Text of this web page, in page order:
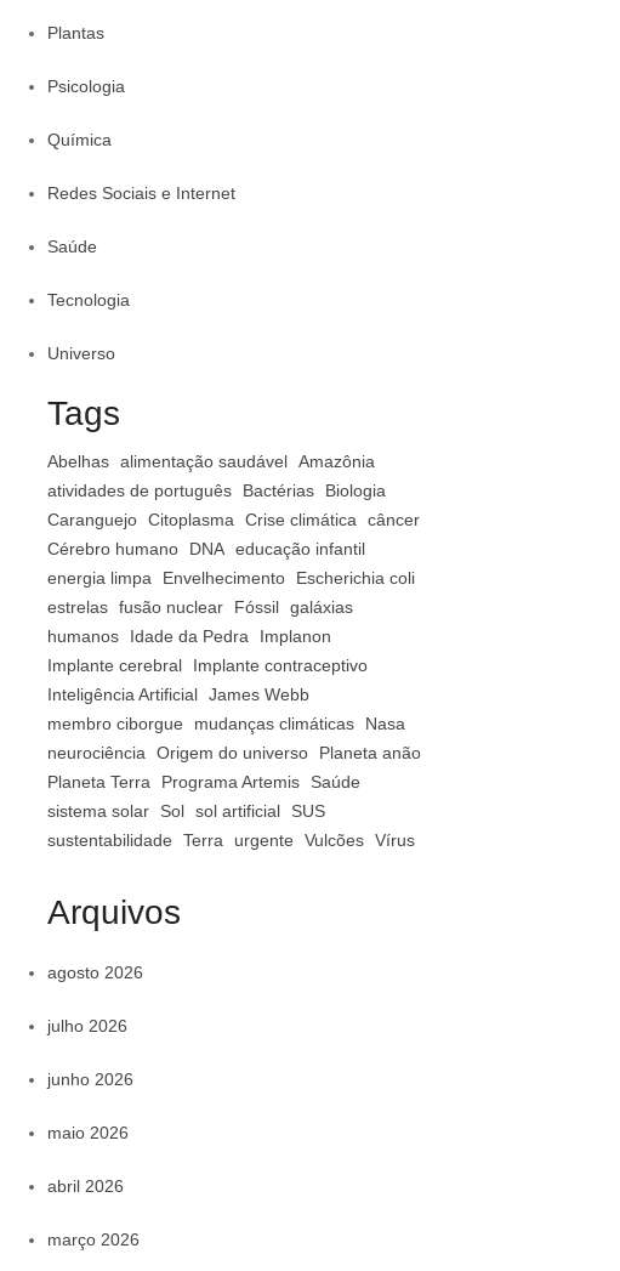
Plantas
Psicologia
Química
Redes Sociais e Internet
Saúde
Tecnologia
Universo
Tags
Abelhas alimentação saudável Amazônia
atividades de português
Bactérias
Biologia
Caranguejo Citoplasma Crise climática
câncer
Cérebro humano
DNA educação infantil
energia limpa
Envelhecimento
Escherichia coli
estrelas fusão nuclear Fóssil galáxias
humanos
Idade da Pedra
Implanon
Implante cerebral
Implante contraceptivo
Inteligência Artificial James Webb
membro ciborgue
mudanças climáticas
Nasa
neurociência
Origem do universo
Planeta anão
Planeta Terra
Programa Artemis
Saúde
sistema solar
Sol sol artificial
SUS
sustentabilidade
Terra urgente Vulcões Vírus
Arquivos
agosto 2026
julho 2026
junho 2026
maio 2026
abril 2026
março 2026